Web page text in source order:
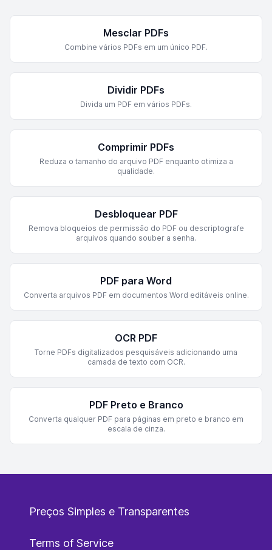
Mesclar PDFs
Combine vários PDFs em um único PDF.
Dividir PDFs
Divida um PDF em vários PDFs.
Comprimir PDFs
Reduza o tamanho do arquivo PDF enquanto otimiza a
qualidade.
Desbloquear PDF
Remova bloqueios de permissão do PDF ou descriptografe
arquivos quando souber a senha.
PDF para Word
Converta arquivos PDF em documentos Word editáveis online.
OCR PDF
Torne PDFs digitalizados pesquisáveis adicionando uma
camada de texto com OCR.
PDF Preto e Branco
Converta qualquer PDF para páginas em preto e branco em
escala de cinza.
Preços Simples e Transparentes
Terms of Service